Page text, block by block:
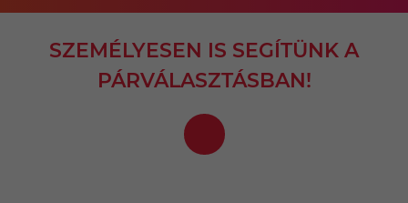
SZEMÉLYESEN IS SEGÍTÜNK A
PÁRVÁLASZTÁSBAN!